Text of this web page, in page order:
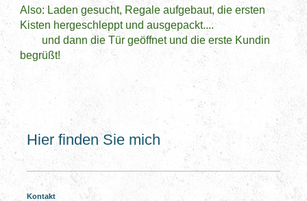
Also: Laden gesucht, Regale aufgebaut, die ersten
Kisten hergeschleppt und ausgepackt....
und dann die Tür geöffnet und die erste Kundin
begrüßt!
Hier finden Sie mich
Kontakt